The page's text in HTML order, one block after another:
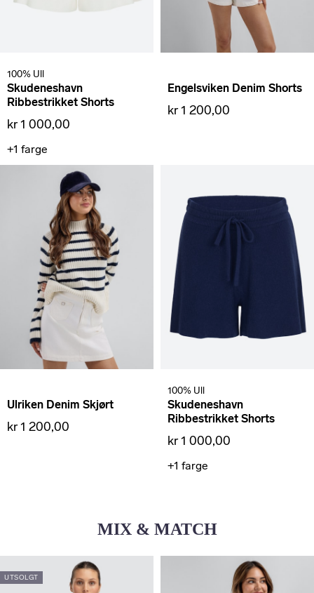
100% Ull
Skudeneshavn
Ribbestrikket Shorts
kr 1 000,00
+1 farge
Engelsviken Denim Shorts
kr 1 200,00
Ulriken Denim Skjørt
kr 1 200,00
100% Ull
Skudeneshavn
Ribbestrikket Shorts
kr 1 000,00
+1 farge
MIX & MATCH
UTSOLGT